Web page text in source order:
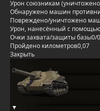
Урон союзникам
Обнаружено машин
Повреждено/уничтожено
Урон, нанесённый с помощью
Очки захвата/защиты базы0/0
Пройдено километров0,07
Закрыть